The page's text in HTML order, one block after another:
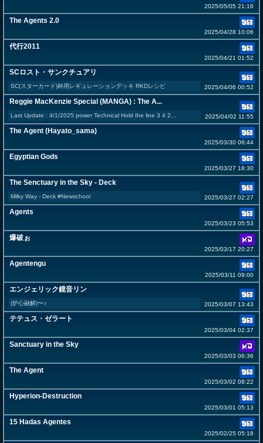
2025/05/05 21:16
The Agents 2.0
2025/04/28 10:06
代行2011
2025/04/21 01:52
SCロスト・サンクチュアリ
SC(スターカード)杯用レギュレーションデッキ RKDレシピ 2025/04/06 00:52
Reggie MacKenzie Special (MANGA) : The A...
Last Update : 4/1/2025 power Technical Hold the line 3 4 2... 2025/04/02 11:55
The Agent (Hayato_sama)
2025/03/30 06:44
Egyptian Gods
2025/03/27 18:30
The Senctuary in the Sky - Deck
Milky Way - Deck #Newschool 2025/03/27 02:27
Agents
2025/03/23 05:53
爆破ぉ
2025/03/17 20:27
Agentengu
2025/03/11 09:00
エンジェリック鏡音リン
(炉心融解)〜♪ 2025/03/07 13:43
テテュス・ゼラート
2025/03/04 02:37
Sanctuary in the Sky
2025/03/03 06:36
The Agent
2025/03/02 08:22
Hyperion-Destruction
2025/03/01 05:13
15 Hadas Agentes
2025/02/25 05:18